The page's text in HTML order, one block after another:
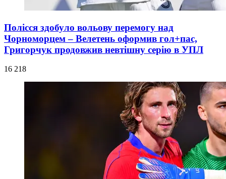
Полісся здобуло вольову перемогу над
Чорноморцем – Велетень оформив гол+пас,
Григорчук продовжив невтішну серію в УПЛ
16 218